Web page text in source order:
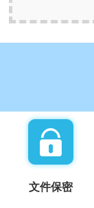
文件保密